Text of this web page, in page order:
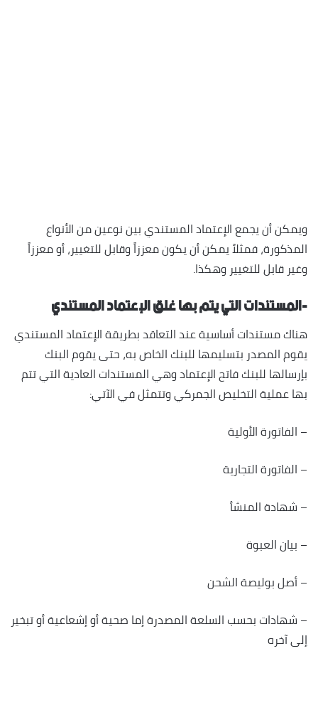
ويمكن أن يجمع الإعتماد المستندي بين نوعين من الأنواع
المذكورة، فمثلاً يمكن أن يكون معززاً وقابل للتغيير، أو معززاً
وغير قابل للتغيير وهكذا.
-المستندات التي يتم بها غلق الإعتماد المستندي
هناك مستندات أساسية عند التعاقد بطريقة الإعتماد المستندي
يقوم المصدر بتسليمها للبنك الخاص به، حتى يقوم البنك
بإرسالها للبنك فاتح الإعتماد وهي المستندات العادية التي تتم
بها عملية التخليص الجمركي وتتمثل في الآتي:
– الفاتورة الأولية
– الفاتورة التجارية
– شهادة المنشأ
– بيان العبوة
– أصل بوليصة الشحن
– شهادات بحسب السلعة المصدرة إما صحية أو إشعاعية أو تبخير
إلى آخره